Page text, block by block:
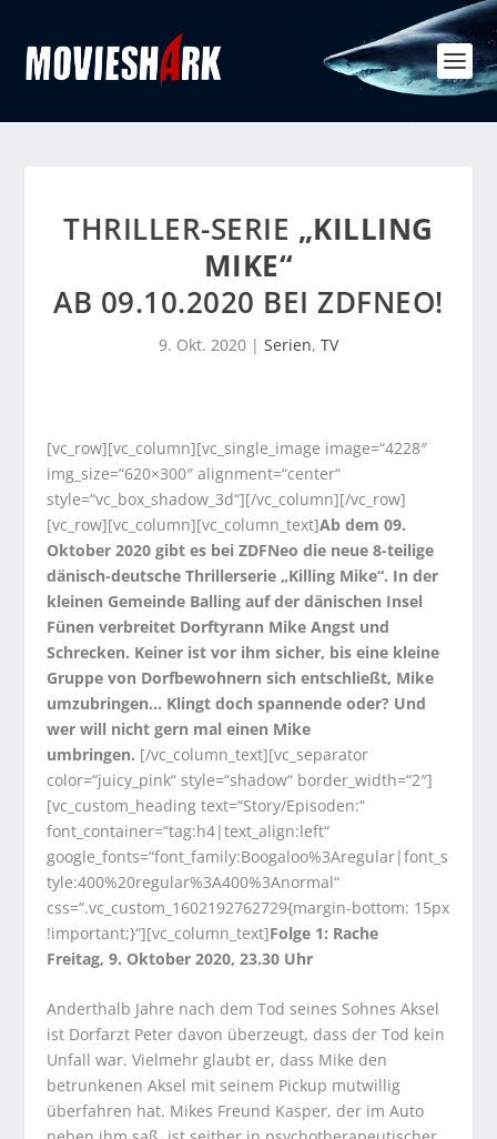
THRILLER-SERIE „KILLING
MIKE“
AB 09.10.2020 BEI ZDFNEO!
9. Okt. 2020 | Serien, TV
[vc_row][vc_column][vc_single_image image=“4228″
img_size=“620×300″ alignment=“center“
style=“vc_box_shadow_3d“][/vc_column][/vc_row]
[vc_row][vc_column][vc_column_text]Ab dem 09.
Oktober 2020 gibt es bei ZDFNeo die neue 8-teilige
dänisch-deutsche Thrillerserie „Killing Mike“. In der
kleinen Gemeinde Balling auf der dänischen Insel
Fünen verbreitet Dorftyrann Mike Angst und
Schrecken. Keiner ist vor ihm sicher, bis eine kleine
Gruppe von Dorfbewohnern sich entschließt, Mike
umzubringen… Klingt doch spannende oder? Und
wer will nicht gern mal einen Mike
umbringen. [/vc_column_text][vc_separator
color=“juicy_pink“ style=“shadow“ border_width=“2″]
[vc_custom_heading text=“Story/Episoden:“
font_container=“tag:h4|text_align:left“
google_fonts=“font_family:Boogaloo%3Aregular|font_s
tyle:400%20regular%3A400%3Anormal“
css=“.vc_custom_1602192762729{margin-bottom: 15px
!important;}“][vc_column_text]Folge 1: Rache
Freitag, 9. Oktober 2020, 23.30 Uhr
Anderthalb Jahre nach dem Tod seines Sohnes Aksel
ist Dorfarzt Peter davon überzeugt, dass der Tod kein
Unfall war. Vielmehr glaubt er, dass Mike den
betrunkenen Aksel mit seinem Pickup mutwillig
überfahren hat. Mikes Freund Kasper, der im Auto